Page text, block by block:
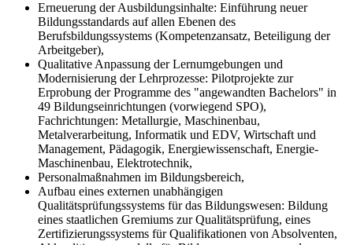
Erneuerung der Ausbildungsinhalte: Einführung neuer
Bildungsstandards auf allen Ebenen des
Berufsbildungssystems (Kompetenzansatz, Beteiligung der
Arbeitgeber),
Qualitative Anpassung der Lernumgebungen und
Modernisierung der Lehrprozesse: Pilotprojekte zur
Erprobung der Programme des "angewandten Bachelors" in
49 Bildungseinrichtungen (vorwiegend SPO),
Fachrichtungen: Metallurgie, Maschinenbau,
Metalverarbeitung, Informatik und EDV, Wirtschaft und
Management, Pädagogik, Energiewissenschaft, Energie-
Maschinenbau, Elektrotechnik,
Personalmaßnahmen im Bildungsbereich,
Aufbau eines externen unabhängigen
Qualitätsprüfungssystems für das Bildungswesen: Bildung
eines staatlichen Gremiums zur Qualitätsprüfung, eines
Zertifizierungssystems für Qualifikationen von Absolventen,